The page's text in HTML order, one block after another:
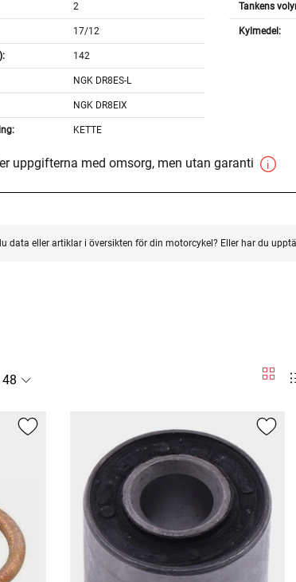
2
17/12
142
NGK DR8ES-L
NGK DR8EIX
KETTE
Tankens
Kylmedel:
uppgifterna med omsorg, men utan garanti
data eller artiklar i översikten för din motorcykel? Eller har du